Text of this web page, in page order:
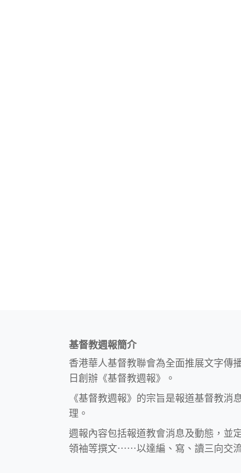
基督教週報簡介
香港華人基督教聯會為全面推展文字傳
日創辦《基督教週報》。
《基督教週報》的宗旨是報道基督教消
理。
週報內容包括報道教會消息及動態，並
領袖等撰文⋯⋯以達編、寫、讀三向交